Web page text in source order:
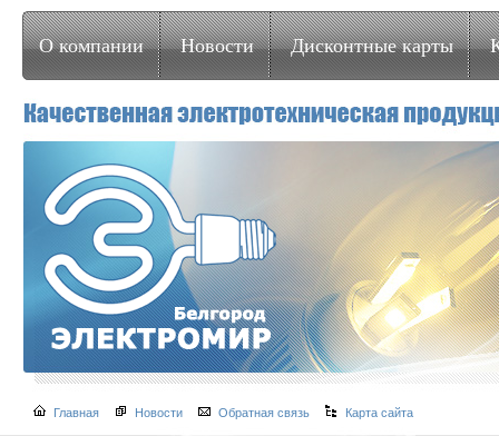
О компании Новости Дисконтные карты
Главная Новости Обратная связь Карта сайта